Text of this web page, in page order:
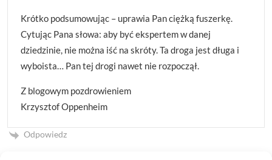
Krótko podsumowując – uprawia Pan ciężką fuszerkę.
Cytując Pana słowa: aby być ekspertem w danej
dziedzinie, nie można iść na skróty. Ta droga jest długa i
wyboista… Pan tej drogi nawet nie rozpoczął.
Z blogowym pozdrowieniem
Krzysztof Oppenheim
Odpowiedz